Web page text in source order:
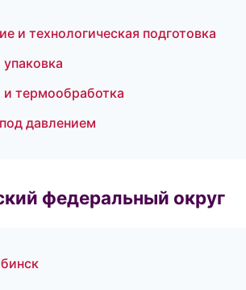
и технологическая подготовка
термообработка
давлением
федеральный округ